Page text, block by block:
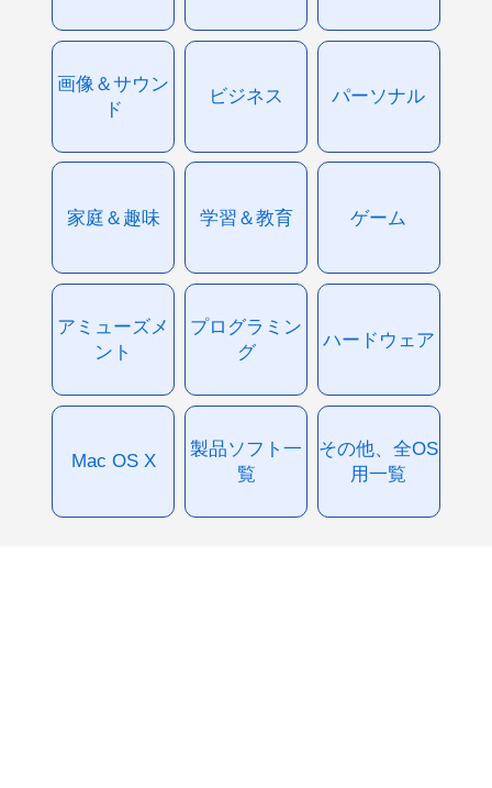
画像＆サウン
ド
ビジネス パーソナル
家庭＆趣味 学習＆教育 ゲーム
アミューズメ
ント
プログラミン
グ
ハードウェア
Mac OS X
製品ソフト一
覧
その他、全OS
用一覧